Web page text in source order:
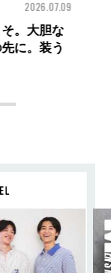
2026.07.09
。大胆な
に。装う